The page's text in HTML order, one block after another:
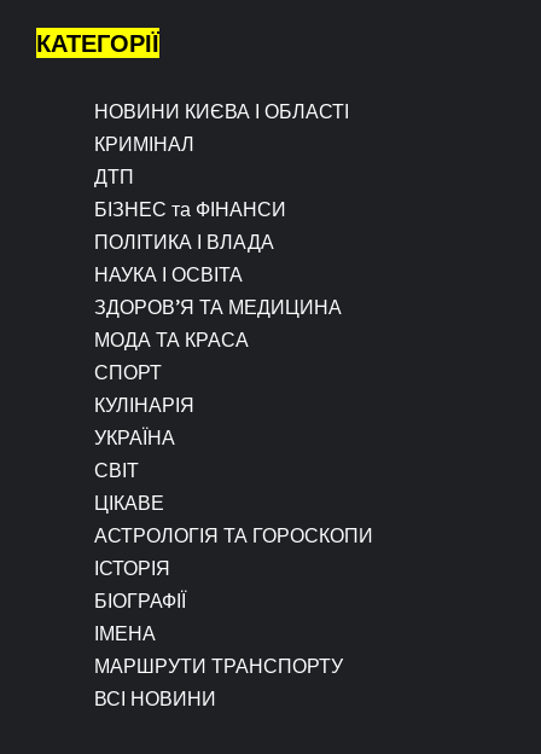
КАТЕГОРІЇ
НОВИНИ КИЄВА І ОБЛАСТІ
КРИМІНАЛ
ДТП
БІЗНЕС та ФІНАНСИ
ПОЛІТИКА І ВЛАДА
НАУКА І ОСВІТА
ЗДОРОВ’Я ТА МЕДИЦИНА
МОДА ТА КРАСА
СПОРТ
КУЛІНАРІЯ
УКРАЇНА
СВІТ
ЦІКАВЕ
АСТРОЛОГІЯ ТА ГОРОСКОПИ
ІСТОРІЯ
БІОГРАФІЇ
ІМЕНА
МАРШРУТИ ТРАНСПОРТУ
ВСІ НОВИНИ